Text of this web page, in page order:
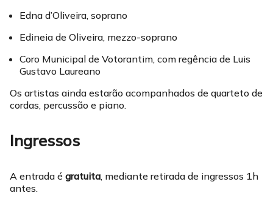
Edna d’Oliveira, soprano
Edineia de Oliveira, mezzo-soprano
Coro Municipal de Votorantim, com regência de Luis
Gustavo Laureano
Os artistas ainda estarão acompanhados de quarteto de
cordas, percussão e piano.
Ingressos
A entrada é gratuita, mediante retirada de ingressos 1h
antes.